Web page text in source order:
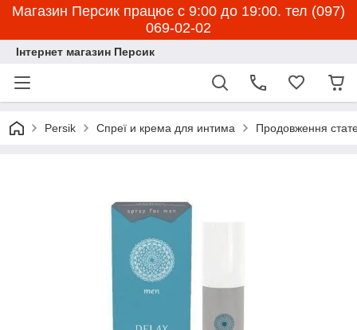
Магазин Персик працює с 9:00 до 19:00. тел (097)
069-02-02
Інтернет магазин Персик
Persik Спреї и крема для интима Продовження